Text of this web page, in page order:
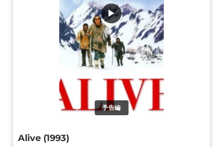
予告編
▶
Alive (1993)